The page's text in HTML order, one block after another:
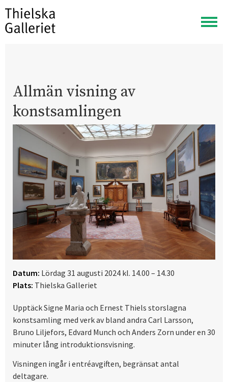
Visa
meny
Allmän visning av
konstsamlingen
Datum: Lördag 31 augusti 2024 kl. 14.00 – 14.30
Plats: Thielska Galleriet
Upptäck Signe Maria och Ernest Thiels storslagna
konstsamling med verk av bland andra Carl Larsson,
Bruno Liljefors, Edvard Munch och Anders Zorn under en 30
minuter lång introduktionsvisning.
Visningen ingår i entréavgiften, begränsat antal
deltagare.